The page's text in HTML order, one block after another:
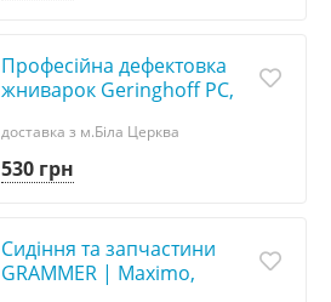
Професійна дефектовка
жниварок Geringhoff PC,
+ підбір запчастин. Виїзд
530 грн
доставка з м.Біла Церква
Сидіння та запчастини
GRAMMER | Maximo,